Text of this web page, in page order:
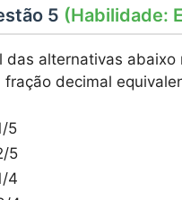
5 (Habilidade:
das alternativas abaixo
fração decimal
5
5
4